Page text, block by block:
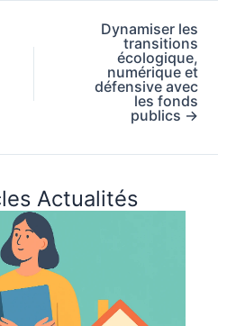
Dynamiser les
transitions
écologique,
numérique et
défensive avec
les fonds
publics →
Actualités